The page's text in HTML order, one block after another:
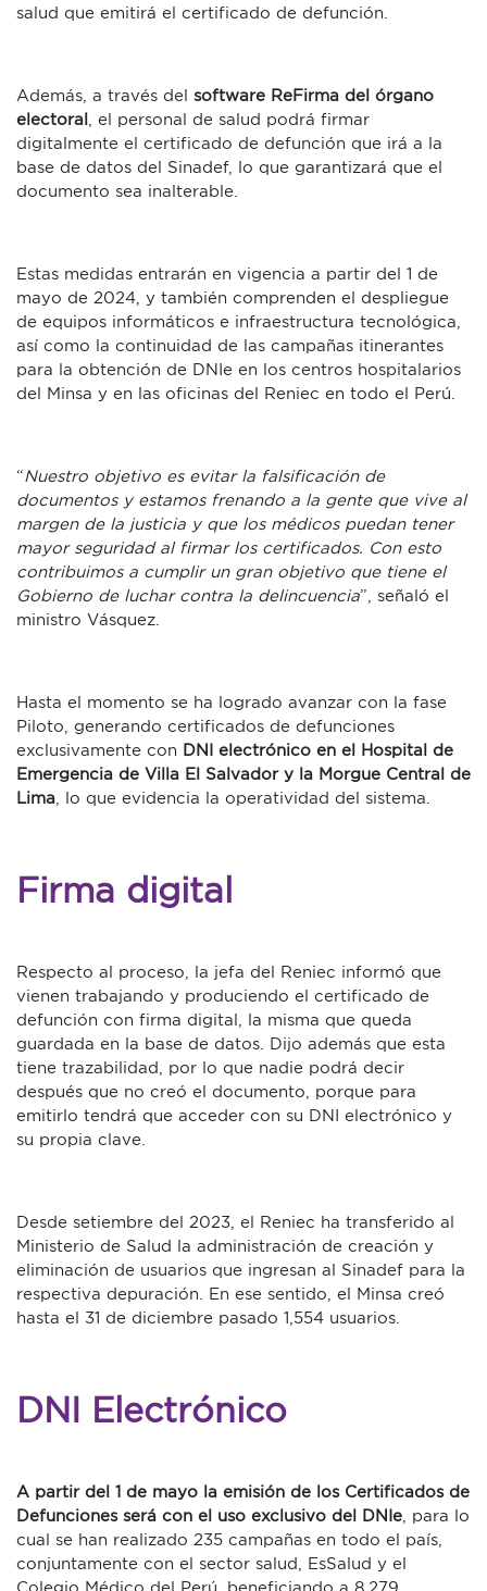
salud que emitirá el certificado de defunción.
Además, a través del software ReFirma del órgano
electoral , el personal de salud podrá firmar
digitalmente el certificado de defunción que irá a la
base de datos del Sinadef, lo que garantizará que el
documento sea inalterable.
Estas medidas entrarán en vigencia a partir del 1 de
mayo de 2024, y también comprenden el despliegue
de equipos informáticos e infraestructura tecnológica,
así como la continuidad de las campañas itinerantes
para la obtención de DNIe en los centros hospitalarios
del Minsa y en las oficinas del Reniec en todo el Perú.
“Nuestro objetivo es evitar la falsificación de
documentos y estamos frenando a la gente que vive al
margen de la justicia y que los médicos puedan tener
mayor seguridad al firmar los certificados. Con esto
contribuimos a cumplir un gran objetivo que tiene el
Gobierno de luchar contra la delincuencia”, señaló el
ministro Vásquez.
Hasta el momento se ha logrado avanzar con la fase
Piloto, generando certificados de defunciones
exclusivamente con DNI electrónico en el Hospital de
Emergencia de Villa El Salvador y la Morgue Central de
Lima , lo que evidencia la operatividad del sistema.
Firma digital
Respecto al proceso, la jefa del Reniec informó que
vienen trabajando y produciendo el certificado de
defunción con firma digital, la misma que queda
guardada en la base de datos. Dijo además que esta
tiene trazabilidad, por lo que nadie podrá decir
después que no creó el documento, porque para
emitirlo tendrá que acceder con su DNI electrónico y
su propia clave.
Desde setiembre del 2023, el Reniec ha transferido al
Ministerio de Salud la administración de creación y
eliminación de usuarios que ingresan al Sinadef para la
respectiva depuración. En ese sentido, el Minsa creó
hasta el 31 de diciembre pasado 1,554 usuarios.
DNI Electrónico
A partir del 1 de mayo la emisión de los Certificados de
Defunciones será con el uso exclusivo del DNIe , para lo
cual se han realizado 235 campañas en todo el país,
conjuntamente con el sector salud, EsSalud y el
Colegio Médico del Perú, beneficiando a 8,279